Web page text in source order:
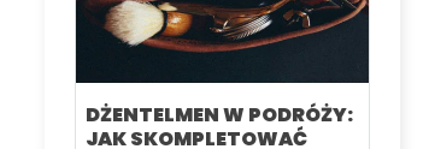
DŻENTELMEN W PODRÓŻY:
JAK SKOMPLETOWAĆ